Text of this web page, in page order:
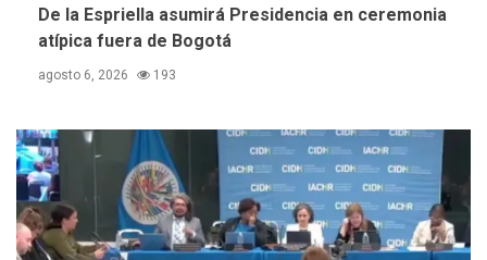
De la Espriella asumirá Presidencia en ceremonia
atípica fuera de Bogotá
agosto 6, 2026 193